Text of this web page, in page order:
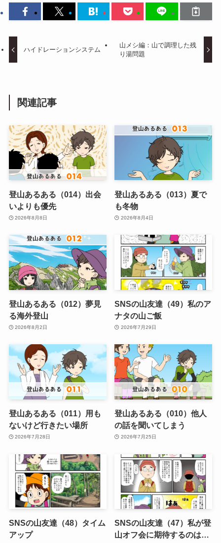
ハイドレーションシステム
山メシ編：山で調理した残
り湯問題
関連記事
登山あるある（014）出会
いよりも優先
2026年8月8日
登山あるある（013）夏で
も冬物
2026年8月4日
登山あるある（012）夢見
る海外登山
2026年8月2日
SNSの山友達（49）私のア
ナタの山ご飯
2026年7月29日
登山あるある（011）用も
ないけど行きたい場所
2026年7月28日
登山あるある（010）他人
の話を聞いてしまう
2026年7月25日
SNSの山友達（48）タイム
アップ
SNSの山友達（47）私が登
山オフ会に期待するのは…